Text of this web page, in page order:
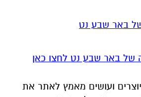
לכם זכויות בו, אתם רשאים